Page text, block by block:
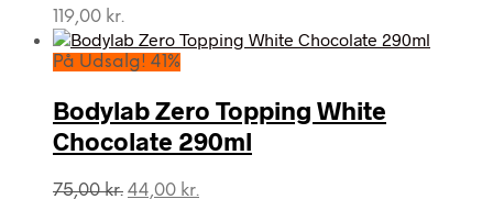
119,00 kr.
På Udsalg! 41%
Bodylab Zero Topping White
Chocolate 290ml
75,00kr. Den
44,00 kr.